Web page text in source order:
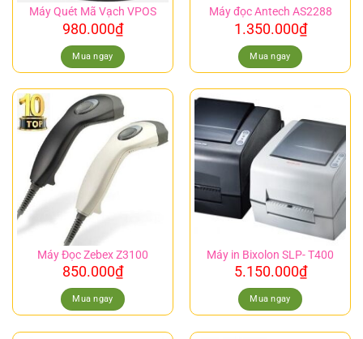
Máy Quét Mã Vạch VPOS
980.000₫
Mua ngay
Máy đọc Antech AS2288
1.350.000₫
Mua ngay
Máy Đọc Zebex Z3100
850.000₫
Mua ngay
Máy in Bixolon SLP- T400
5.150.000₫
Mua ngay